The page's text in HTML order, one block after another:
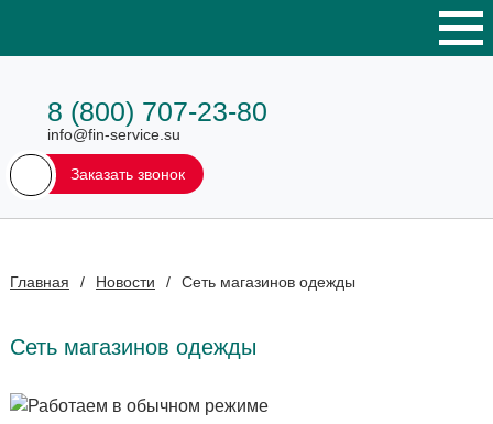
8 (800) 707-23-80
info@fin-service.su
Заказать звонок
Главная / Новости / Сеть магазинов одежды
Сеть магазинов одежды